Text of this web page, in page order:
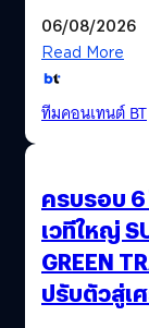
06/08/2026
Read More
ทีมคอนเทนต์ BT
ครบรอบ 6
เวทีใหญ่
GREEN
ปรับตัวสู่เ